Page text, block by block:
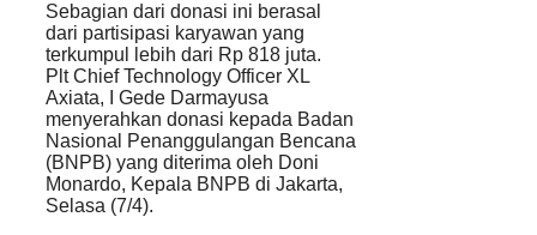
Sebagian dari donasi ini berasal
dari partisipasi karyawan yang
terkumpul lebih dari Rp 818 juta.
Plt Chief Technology Officer XL
Axiata, I Gede Darmayusa
menyerahkan donasi kepada Badan
Nasional Penanggulangan Bencana
(BNPB) yang diterima oleh Doni
Monardo, Kepala BNPB di Jakarta,
Selasa (7/4).